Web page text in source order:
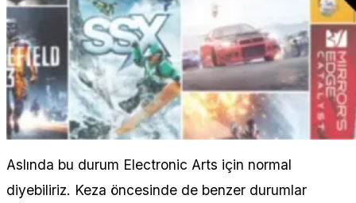
Aslında bu durum Electronic Arts için normal
diyebiliriz. Keza öncesinde de benzer durumlar